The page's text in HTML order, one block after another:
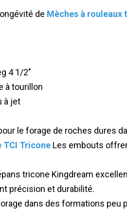
de Mèches à rouleaux
4 1/2"
à tourillon
à jet
le forage de roches dures
TCI Tricone Les embouts
tricone Kingdream
précision et durabilité.
dans des formations peu